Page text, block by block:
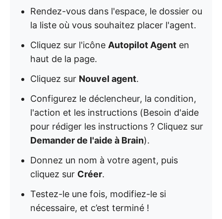
Rendez-vous dans l'espace, le dossier ou
la liste où vous souhaitez placer l'agent.
Cliquez sur l'icône Autopilot Agent en
haut de la page.
Cliquez sur Nouvel agent.
Configurez le déclencheur, la condition,
l'action et les instructions (Besoin d'aide
pour rédiger les instructions ? Cliquez sur
Demander de l'aide à Brain).
Donnez un nom à votre agent, puis
cliquez sur Créer.
Testez-le une fois, modifiez-le si
nécessaire, et c’est terminé !